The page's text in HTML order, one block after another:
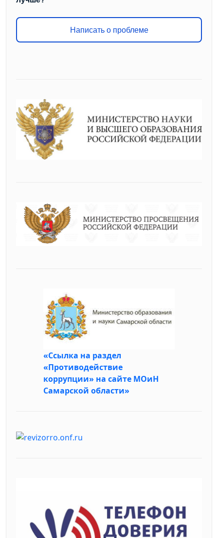
Написать о проблеме
«Ссылка на раздел
«Противодействие
коррупции» на сайте МОиН
Самарской области»